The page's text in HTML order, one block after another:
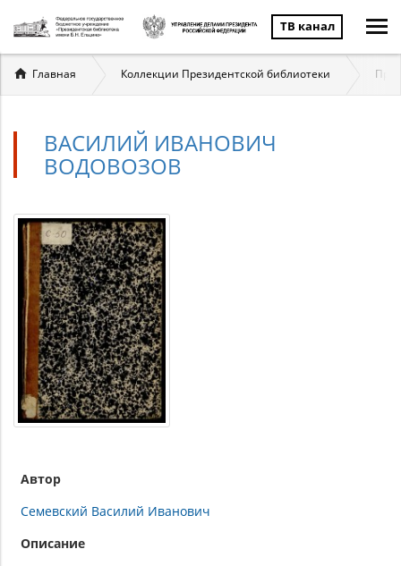
ТВ канал
Вы
здесь
Главная Коллекции Президентской библиотеки
ВАСИЛИЙ ИВАНОВИЧ
ВОДОВОЗОВ
Автор
Семевский Василий Иванович
Описание